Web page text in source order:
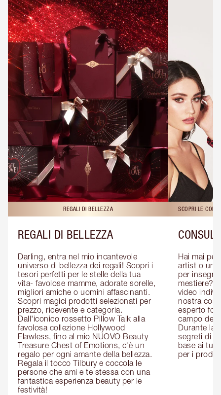
REGALI DI BELLEZZA
REGALI DI BELLEZZA
Darling, entra nel mio incantevole
universo di bellezza dei regali! Scopri i
tesori perfetti per le stelle della tua
vita- favolose mamme, adorate sorelle,
migliori amiche o uomini affascinanti.
Scopri magici prodotti selezionati per
prezzo, ricevente e categoria.
Dall'iconico rossetto Pillow Talk alla
favolosa collezione Hollywood
Flawless, fino al mio NUOVO Beauty
Treasure Chest of Emotions, c'è un
regalo per ogni amante della bellezza.
Regala il tocco Tilbury e coccola le
persone che ami e te stessa con una
fantastica esperienza beauty per le
festività!
SCOPRI LE
Hai mai
artist o un
per
mestiere?
video
nostra
esperto
campo del
Durante la
segreti di
base ai
per i